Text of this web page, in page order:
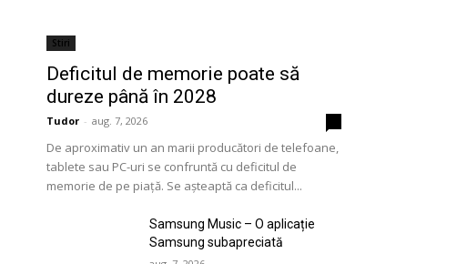
Stiri
Deficitul de memorie poate să
dureze până în 2028
Tudor - aug. 7, 2026
De aproximativ un an marii producători de telefoane,
tablete sau PC-uri se confruntă cu deficitul de
memorie de pe piață. Se așteaptă ca deficitul...
Samsung Music – O aplicație
Samsung subapreciată